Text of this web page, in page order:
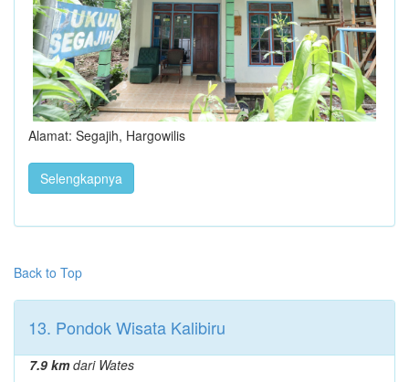
Alamat: Segajih, Hargowilis
Selengkapnya
Back to Top
13. Pondok Wisata Kalibiru
7.9 kmdari Wates